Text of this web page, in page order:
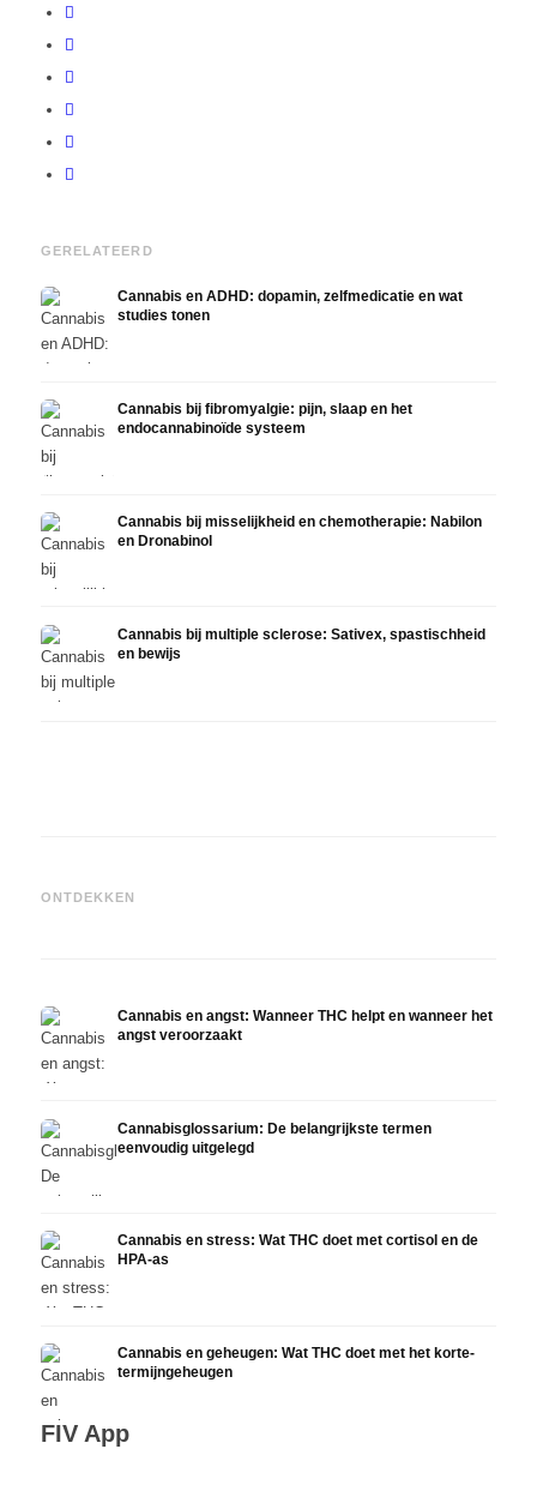
GERELATEERD
Cannabis en ADHD: dopamin, zelfmedicatie en wat
studies tonen
Cannabis bij fibromyalgie: pijn, slaap en het
endocannabinoïde systeem
Cannabis bij misselijkheid en chemotherapie: Nabilon
en Dronabinol
Cannabis bij multiple sclerose: Sativex, spastischheid
en bewijs
ONTDEKKEN
Epidiolex en de huidige stand
Cannabis en angst: Wanneer THC helpt en wanneer het
angst veroorzaakt
Cannabisglossarium: De belangrijkste termen
eenvoudig uitgelegd
Cannabis en stress: Wat THC doet met cortisol en de
HPA-as
Cannabis en geheugen: Wat THC doet met het korte-
termijngeheugen
FIV App